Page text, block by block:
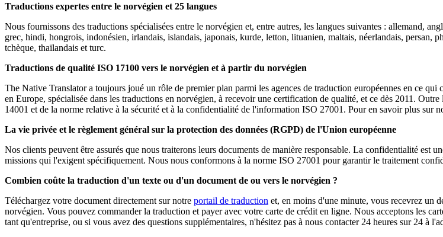
Traductions expertes entre le norvégien et 25 langues
Nous fournissons des traductions spécialisées entre le norvégien et, entre autres, les langues suivantes : allemand,
grec, hindi, hongrois, indonésien, irlandais, islandais, japonais, kurde, letton, lituanien, maltais, néerlandais, persan,
tchèque, thaïlandais et turc.
Traductions de qualité ISO 17100 vers le norvégien et à partir du norvégien
The Native Translator a toujours joué un rôle de premier plan parmi les agences de traduction européennes en ce
en Europe, spécialisée dans les traductions en norvégien, à recevoir une certification de qualité, et ce dès 2011.
14001 et de la norme relative à la sécurité et à la confidentialité de l'information ISO 27001. Pour en savoir plus sur
La vie privée et le règlement général sur la protection des données (RGPD) de l'Union européenne
Nos clients peuvent être assurés que nous traiterons leurs documents de manière responsable. La confidentialité
missions qui l'exigent spécifiquement. Nous nous conformons à la norme ISO 27001 pour garantir le traitement
Combien coûte la traduction d'un texte ou d'un document de ou vers le norvégien ?
Téléchargez votre document directement sur notre portail de traduction et, en moins d'une minute, vous recevrez un
norvégien. Vous pouvez commander la traduction et payer avec votre carte de crédit en ligne. Nous acceptons les
tant qu'entreprise, ou si vous avez des questions supplémentaires, n'hésitez pas à nous contacter 24 heures sur 24 à